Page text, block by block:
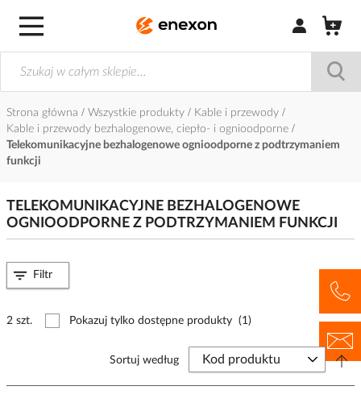
Zaloguj się /
Strona główna Wszystkie produkty
Kable i przewody
Kable i przewody bezhalogenowe, ciepło- i ognioodporne
Telekomunikacyjne bezhalogenowe ognioodporne z podtrzymaniem
funkcji
TELEKOMUNIKACYJNE BEZHALOGENOWE
OGNIOODPORNE Z PODTRZYMANIEM FUNKCJI
2 szt. Pokazuj tylko dostępne produkty (1)
Sortuj według
Filtr